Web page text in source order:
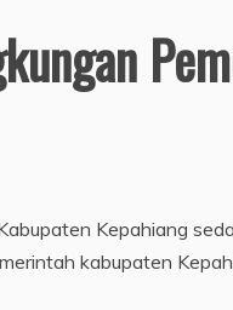
Kepahiang
kabupaten